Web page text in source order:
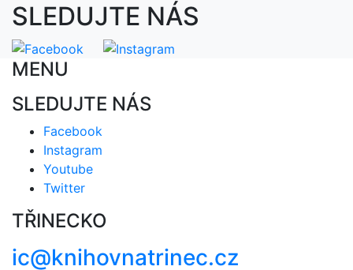
SLEDUJTE NÁS
MENU
SLEDUJTE NÁS
Facebook
Instagram
Youtube
Twitter
TŘINECKO
ic@knihovnatrinec.cz